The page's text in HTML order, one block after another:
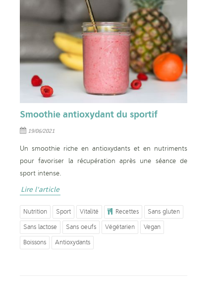
Smoothie antioxydant du sportif
19/06/2021
Un smoothie riche en antioxydants et en nutriments
pour favoriser la récupération après une séance de
sport intense.
Lire l'article
Nutrition Sport Vitalité Recettes
Sans gluten
Sans lactose
Sans oeufs Végétarien
Vegan
Boissons
Antioxydants